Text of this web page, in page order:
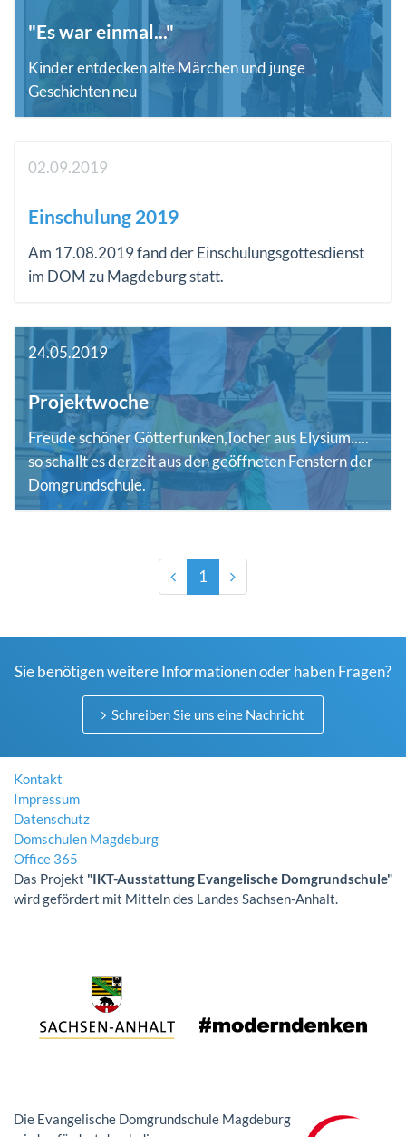
"Es war einmal..."
Kinder entdecken alte Märchen und junge
Geschichten neu
02.09.2019
Einschulung 2019
Am 17.08.2019 fand der Einschulungsgottesdienst
im DOM zu Magdeburg statt.
24.05.2019
Projektwoche
Freude schöner Götterfunken,Tocher aus Elysium.....
so schallt es derzeit aus den geöffneten Fenstern der
Domgrundschule.
1
Sie benötigen weitere Informationen oder haben Fragen?
Schreiben Sie uns eine Nachricht
Kontakt
Impressum
Datenschutz
Domschulen Magdeburg
Office 365
Das Projekt "IKT-Ausstattung Evangelische Domgrundschule"
wird gefördert mit Mitteln des Landes Sachsen-Anhalt.
Die Evangelische Domgrundschule Magdeburg